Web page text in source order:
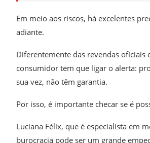
Em meio aos riscos, há excelentes
adiante.
Diferentemente das revendas
consumidor tem que ligar o alerta:
sua vez, não têm garantia.
Por isso, é importante checar se é
Luciana Félix, que é especialista em
burocracia pode ser um grande